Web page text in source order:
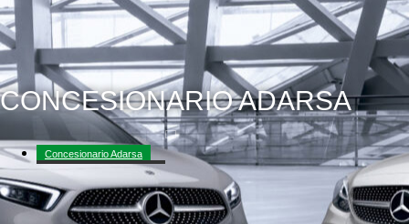
CONCESIONARIO ADARSA
Concesionario Adarsa
Diputación de Salamanca